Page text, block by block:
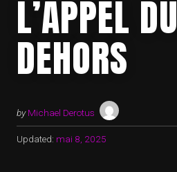
L’APPEL DU
DEHORS
by Michael Derotus
Updated: mai 8, 2025